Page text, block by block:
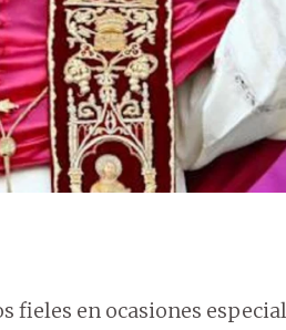
fieles en ocasiones